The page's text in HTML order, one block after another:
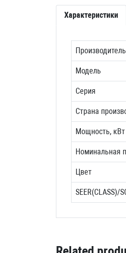
Характеристики
Производитель
Модель
Серия
Страна
Мощность, кВт
Номинальная
Цвет
SEER(CLASS)/